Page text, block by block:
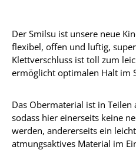
Der Smilsu ist unsere neue
flexibel, offen und luftig,
Klettverschluss ist toll zum
ermöglicht optimalen Halt im
Das Obermaterial ist in Teilen
sodass hier einerseits keine
werden, andererseits ein
atmungsaktives Material im